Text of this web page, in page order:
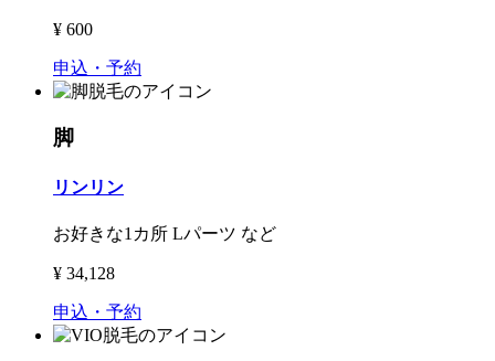
¥ 600
申込・予約
脚
リンリン
お好きな1カ所 Lパーツ など
¥ 34,128
申込・予約